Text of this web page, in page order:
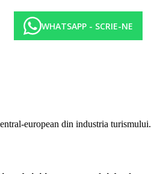
WHATSAPP - SCRIE-NE
european din industria turismului.